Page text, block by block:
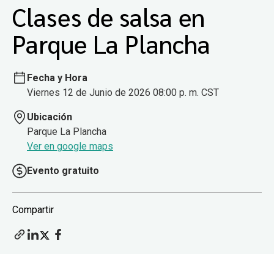
Clases de salsa en
Parque La Plancha
Fecha y Hora
Viernes 12 de Junio de 2026 08:00 p. m. CST
Ubicación
Parque La Plancha
Ver en google maps
Evento gratuito
Compartir